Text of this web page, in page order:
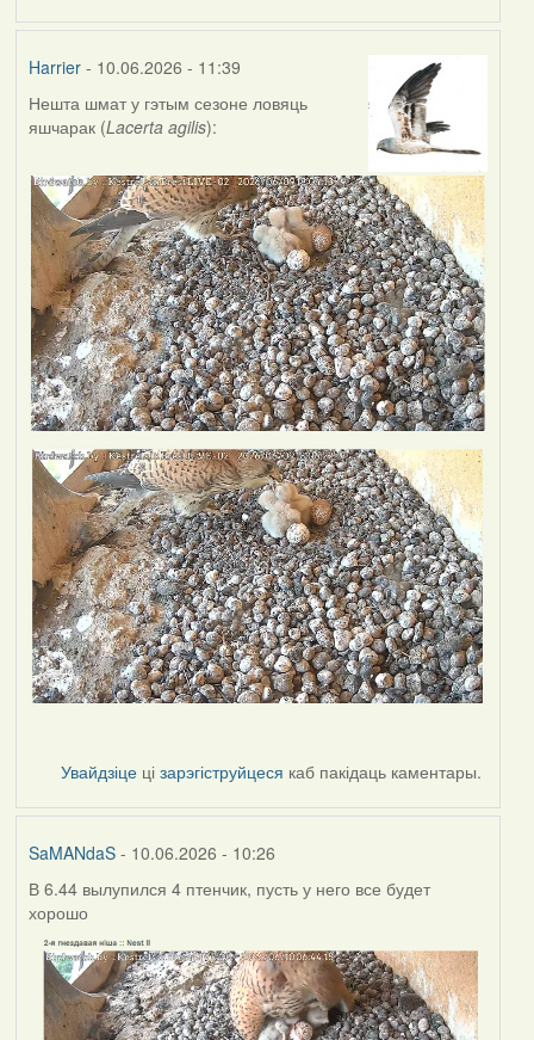
Harrier- 10.06.2026 - 11:39
Нешта шмат у гэтым сезоне ловяць
яшчарак (Lacerta agilis):
Увайдзіце цізарэгіструйцеся каб пакідаць каментары.
SaMANdaS- 10.06.2026 - 10:26
В 6.44 вылупился 4 птенчик, пусть у него все будет
хорошо